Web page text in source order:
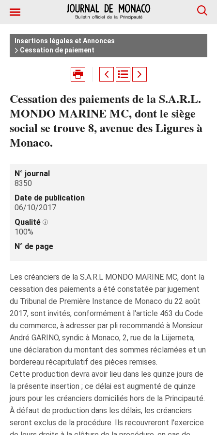
Insertions légales et Annonces
Cessation de paiement
Cessation des paiements de la S.A.R.L.
MONDO MARINE MC, dont le siège
social se trouve 8, avenue des Ligures à
Monaco.
N° journal
8350
Date de publication
06/10/2017
Qualité
100%
N° de page
Les créanciers de la S.A.R.L MONDO MARINE MC, dont la
cessation des paiements a été constatée par jugement
du Tribunal de Première Instance de Monaco du 22 août
2017, sont invités, conformément à l'article 463 du Code
du commerce, à adresser par pli recommandé à Monsieur
André GARINO, syndic à Monaco, 2, rue de la Lüjerneta,
une déclaration du montant des sommes réclamées et un
bordereau récapitulatif des pièces remises.
Cette production devra avoir lieu dans les quinze jours de
la présente insertion ; ce délai est augmenté de quinze
jours pour les créanciers domiciliés hors de la Principauté.
À défaut de production dans les délais, les créanciers
seront exclus de la procédure. Ils recouvreront l'exercice